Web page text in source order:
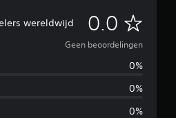
wereldwijd 0.0 G
e
e
n
Geen beoordelingen
0%
0%
0%